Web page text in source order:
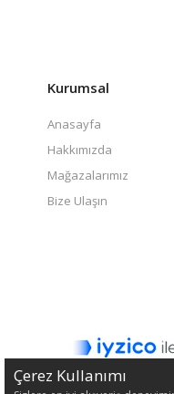
Kurumsal
Anasayfa
Hakkımızda
Mağazalarımız
Bize Ulaşın
Çerez Kullanımı